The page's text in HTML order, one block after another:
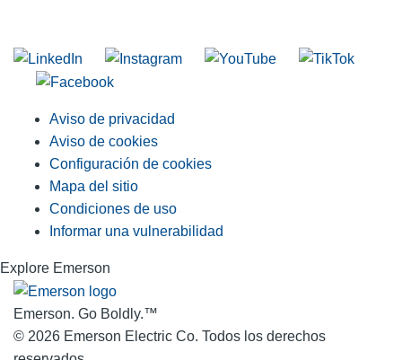
Aviso de privacidad
Aviso de cookies
Configuración de cookies
Mapa del sitio
Condiciones de uso
Informar una vulnerabilidad
Explore Emerson
Emerson. Go Boldly. ™
© 2026 Emerson Electric Co. Todos los derechos